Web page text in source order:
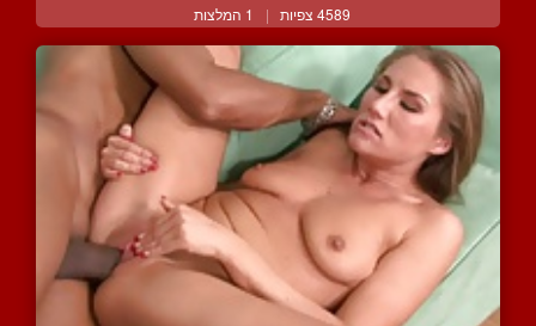
4589 צפיות | 1 המלצות